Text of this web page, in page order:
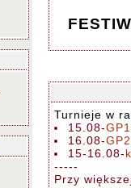
Turnieje w
15.08-GP1
16.08-GP2
15-16.08-
-----
Przy